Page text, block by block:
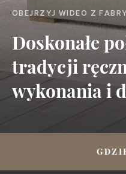
OBEJRZYJ WIDEO Z
Doskonałe
tradycji
wykonania i